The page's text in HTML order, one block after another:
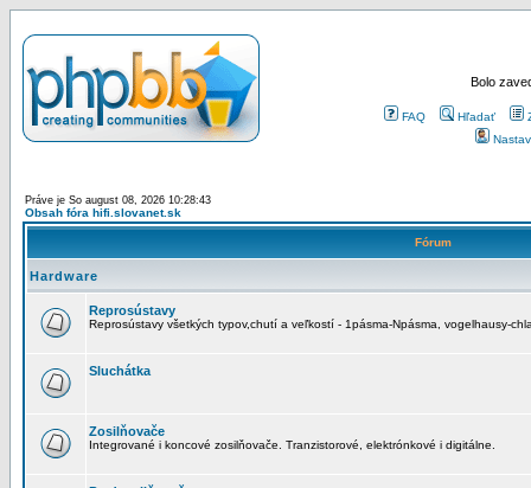
Bolo
FAQ Hľadať
Práve je So august 08, 2026 10:28:43
Obsah fóra hifi.slovanet.sk
Fórum
Hardware
Reprosústavy
Reprosústavy všetkých typov,chutí a veľkostí - 1pásma-Npásma, vogelhausy-
Sluchátka
Zosilňovače
Integrované i koncové zosilňovače. Tranzistorové, elektrónkové i digitálne.